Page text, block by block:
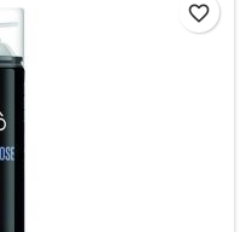
favorite_border